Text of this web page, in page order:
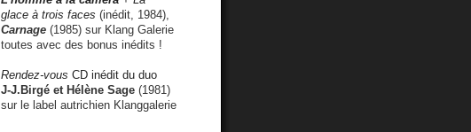
glace à trois faces (inédit, 1984),
Carnage (1985) sur Klang Galerie
toutes avec des bonus inédits !
Rendez-vous CD inédit du duo
J-J.Birgé et Hélène Sage (1981)
sur le label autrichien Klanggalerie